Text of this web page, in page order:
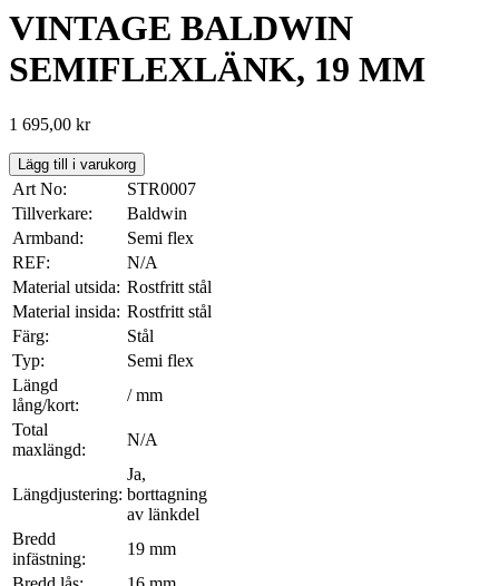
VINTAGE BALDWIN
SEMIFLEXLÄNK, 19 MM
1 695,00 kr
Lägg till i varukorg
Art No:
STR0007
Tillverkare:
Baldwin
Armband:
Semi flex
REF:
N/A
Material utsida: Rostfritt stål
Material insida: Rostfritt stål
Färg:
Stål
Typ:
Semi flex
Längd
lång/kort:
/ mm
Total
maxlängd:
N/A
Längdjustering:
Ja,
borttagning
av länkdel
Bredd
infästning:
19 mm